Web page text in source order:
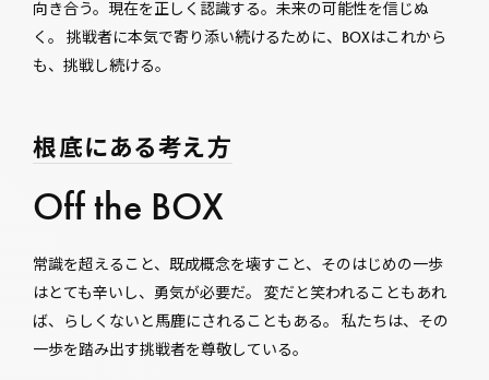
向き合う。現在を正しく認識する。未来の可能性を信じぬ
く。 挑戦者に本気で寄り添い続けるために、BOXはこれから
も、挑戦し続ける。
根底にある考え方
Off the BOX
常識を超えること、既成概念を壊すこと、そのはじめの一歩
はとても辛いし、勇気が必要だ。 変だと笑われることもあれ
ば、らしくないと馬鹿にされることもある。 私たちは、その
一歩を踏み出す挑戦者を尊敬している。